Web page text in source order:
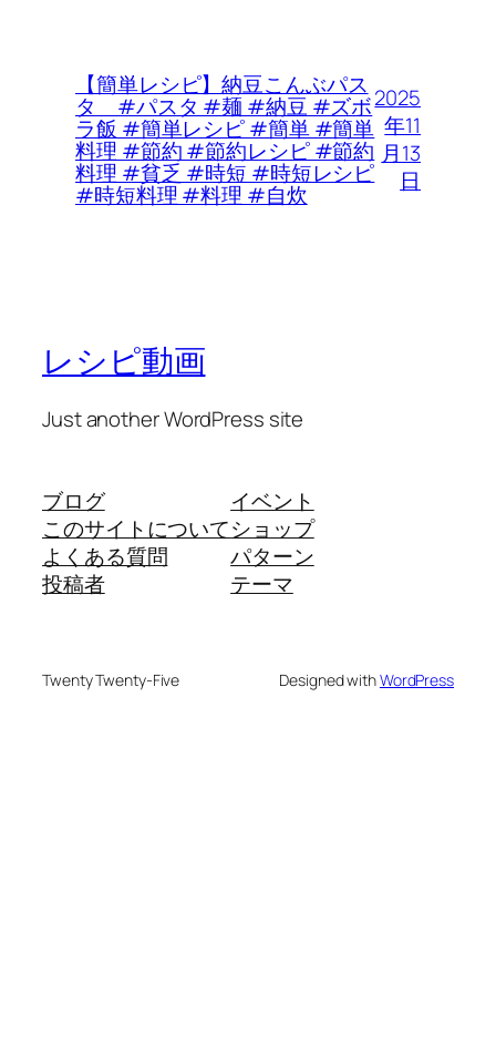
【簡単レシピ】納豆こんぶパス
タ #パスタ #麺 #納豆 #ズボ
ラ飯 #簡単レシピ #簡単 #簡単
料理 #節約 #節約レシピ #節約
料理 #貧乏 #時短 #時短レシピ
#時短料理 #料理 #自炊
2025
年11
月13
日
レシピ動画
Just another WordPress site
ブログ
このサイトについて
よくある質問
投稿者
イベント
ショップ
パターン
テーマ
Twenty Twenty-Five Designed withWordPress